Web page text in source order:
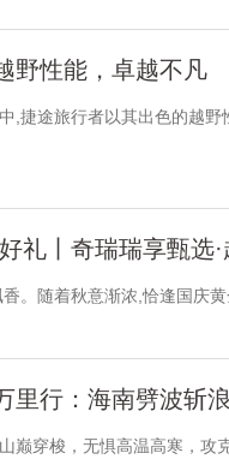
野性能，卓越不凡
途旅行者以其出色的越野
礼丨奇瑞瑞享甄选
随着秋意渐浓,恰逢国庆黄
里行：海南劈波斩
穿梭，无惧高温高寒，攻